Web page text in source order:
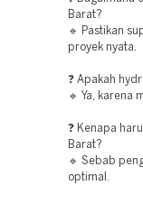
Barat?
🔹 Pastikan
proyek nyata.
❓ Apakah
🔹 Ya, karena
❓ Kenapa
Barat?
🔹 Sebab
optimal.